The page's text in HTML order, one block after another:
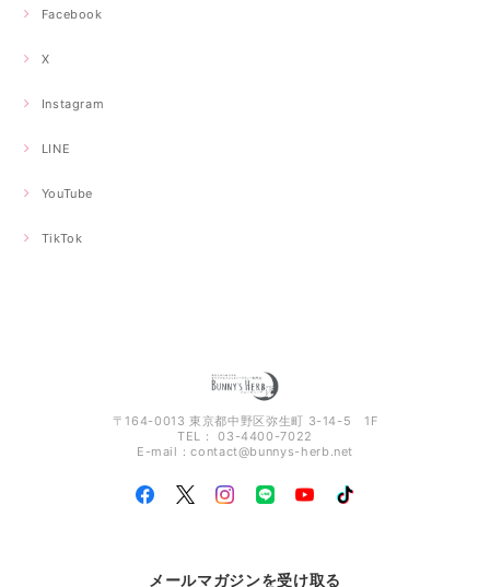
Facebook
X
Instagram
LINE
YouTube
TikTok
〒164-0013 東京都中野区弥生町 3-14-5 1F
TEL： 03-4400-7022
E-mail：contact@bunnys-herb.net
メールマガジンを受け取る